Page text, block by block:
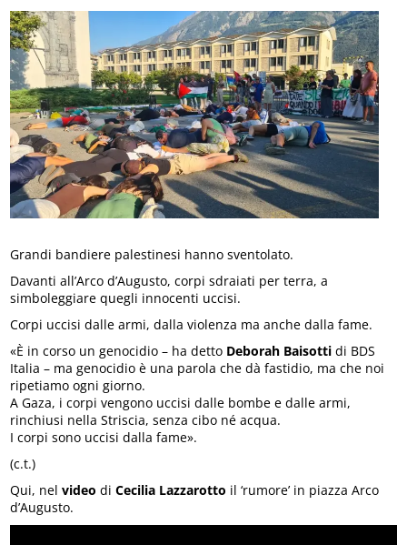
Grandi bandiere palestinesi hanno sventolato.
Davanti all’Arco d’Augusto, corpi sdraiati per terra, a
simboleggiare quegli innocenti uccisi.
Corpi uccisi dalle armi, dalla violenza ma anche dalla fame.
«È in corso un genocidio – ha detto Deborah Baisotti di BDS
Italia – ma genocidio è una parola che dà fastidio, ma che noi
ripetiamo ogni giorno.
A Gaza, i corpi vengono uccisi dalle bombe e dalle armi,
rinchiusi nella Striscia, senza cibo né acqua.
I corpi sono uccisi dalla fame».
(c.t.)
Qui, nelvideo diCecilia Lazzarotto il ‘rumore’ in piazza Arco
d’Augusto.